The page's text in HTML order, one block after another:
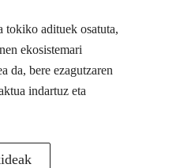
tokiko adituek osatuta,
ekosistemari
da, bere ezagutzaren
indartuz eta